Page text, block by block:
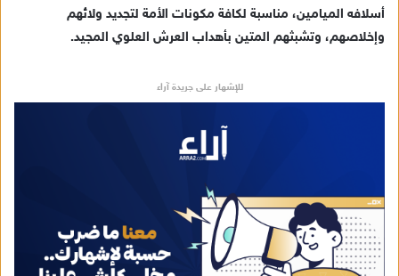
أسلافه الميامين، مناسبة لكافة مكونات الأمة لتجديد ولائهم
وإخلاصهم، وتشبثهم المتين بأهداب العرش العلوي المجيد.
للإشهار على جريدة آراء